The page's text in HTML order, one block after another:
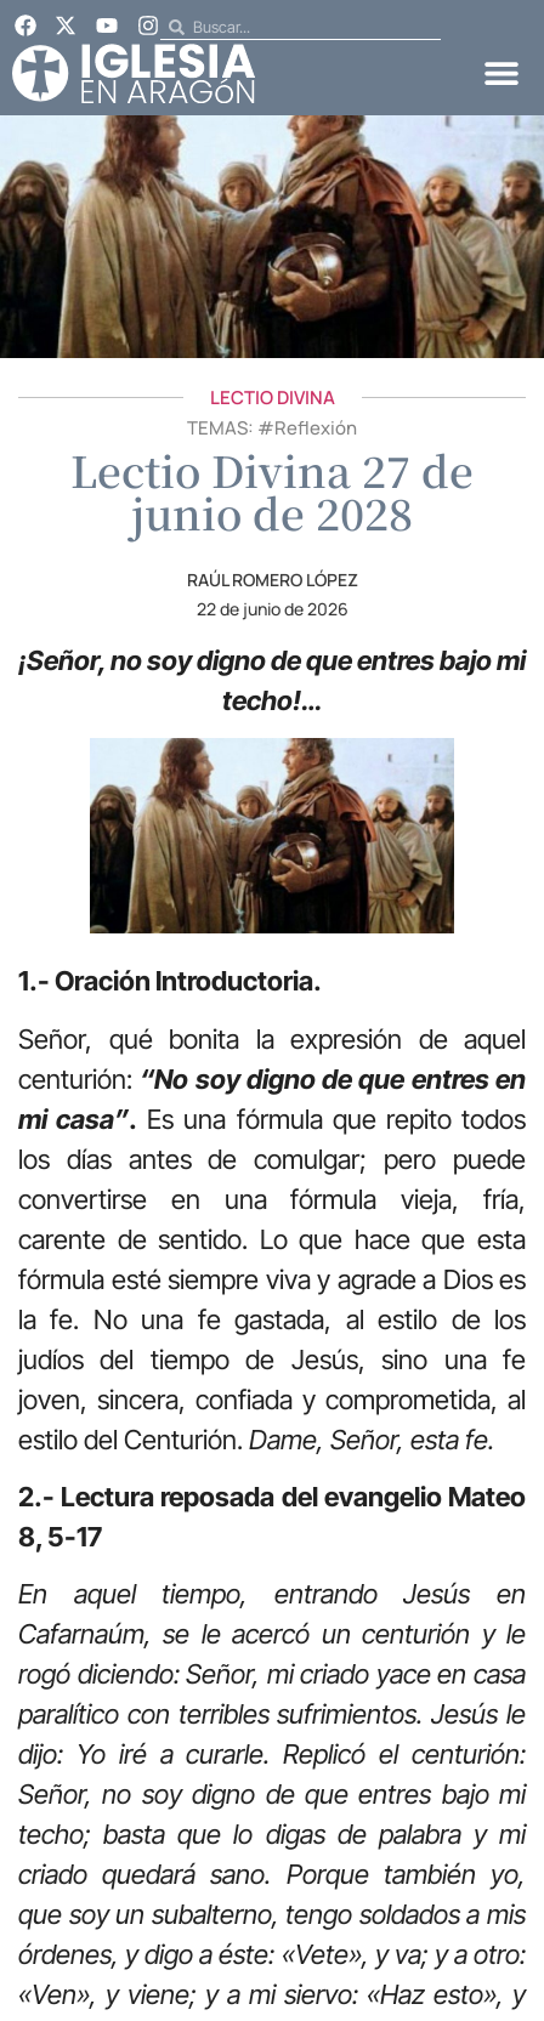
LECTIO DIVINA
TEMAS: #Reflexión
Lectio Divina 27 de
junio de 2028
RAÚL ROMERO LÓPEZ
22 de junio de 2026
¡Señor, no soy digno de que entres bajo mi
techo!…
1.- Oración Introductoria.
Señor, qué bonita la expresión de aquel
centurión: “No soy digno de que entres en
mi casa”. Es una fórmula que repito todos
los días antes de comulgar; pero puede
convertirse en una fórmula vieja, fría,
carente de sentido. Lo que hace que esta
fórmula esté siempre viva y agrade a Dios es
la fe. No una fe gastada, al estilo de los
judíos del tiempo de Jesús, sino una fe
joven, sincera, confiada y comprometida, al
estilo del Centurión. Dame, Señor, esta fe.
2.- Lectura reposada del evangelio Mateo
8, 5-17
En aquel tiempo, entrando Jesús en
Cafarnaúm, se le acercó un centurión y le
rogó diciendo: Señor, mi criado yace en casa
paralítico con terribles sufrimientos. Jesús le
dijo: Yo iré a curarle. Replicó el centurión:
Señor, no soy digno de que entres bajo mi
techo; basta que lo digas de palabra y mi
criado quedará sano. Porque también yo,
que soy un subalterno, tengo soldados a mis
órdenes, y digo a éste: «Vete», y va; y a otro:
«Ven», y viene; y a mi siervo: «Haz esto», y